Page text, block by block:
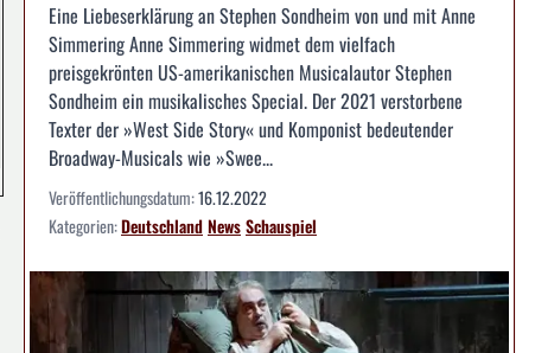
Eine Liebeserklärung an Stephen Sondheim von und mit Anne
Simmering Anne Simmering widmet dem vielfach
preisgekrönten US-amerikanischen Musicalautor Stephen
Sondheim ein musikalisches Special. Der 2021 verstorbene
Texter der »West Side Story« und Komponist bedeutender
Broadway-Musicals wie »Swee...
Veröffentlichungsdatum:16.12.2022
Kategorien:DeutschlandNewsSchauspiel